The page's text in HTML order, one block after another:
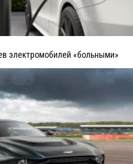
электромобилей «больными»